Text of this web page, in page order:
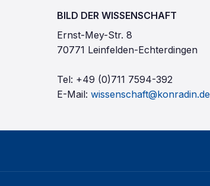
BILD DER WISSENSCHAFT
Ernst-Mey-Str. 8
70771 Leinfelden-Echterdingen
Tel: +49 (0)711 7594-392
E-Mail: wissenschaft@konradin.de